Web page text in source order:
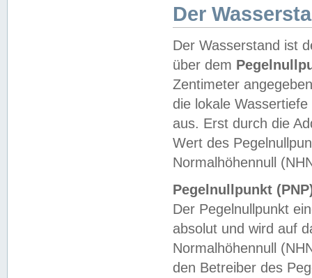
Der
Der Wasserstand ist
über dem
Zentimeter
die lokale
aus. Erst durch die
Wert des
Normalhöhennull
Pegelnullpunkt
Der Pegelnullpunkt
absolut und wird auf
Normalhöhennull
den Betreiber des